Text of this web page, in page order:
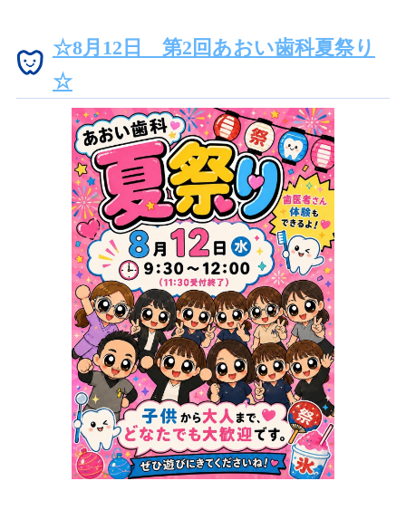
☆8月12日 第2回あおい歯科夏祭り
☆